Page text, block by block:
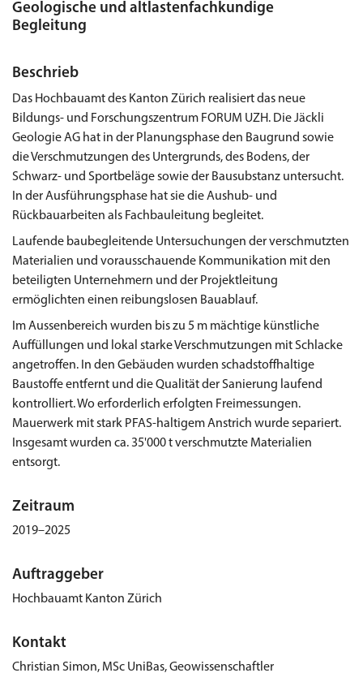
Geologische und altlastenfachkundige
Begleitung
Beschrieb
Das Hochbauamt des Kanton Zürich realisiert das neue
Bildungs- und Forschungszentrum FORUM UZH. Die Jäckli
Geologie AG hat in der Planungsphase den Baugrund sowie
die Verschmutzungen des Untergrunds, des Bodens, der
Schwarz- und Sportbeläge sowie der Bausubstanz untersucht.
In der Ausführungsphase hat sie die Aushub- und
Rückbauarbeiten als Fachbauleitung begleitet.
Laufende baubegleitende Untersuchungen der verschmutzten
Materialien und vorausschauende Kommunikation mit den
beteiligten Unternehmern und der Projektleitung
ermöglichten einen reibungslosen Bauablauf.
Im Aussenbereich wurden bis zu 5 m mächtige künstliche
Auffüllungen und lokal starke Verschmutzungen mit Schlacke
angetroffen. In den Gebäuden wurden schadstoffhaltige
Baustoffe entfernt und die Qualität der Sanierung laufend
kontrolliert. Wo erforderlich erfolgten Freimessungen.
Mauerwerk mit stark PFAS-haltigem Anstrich wurde separiert.
Insgesamt wurden ca. 35'000 t verschmutzte Materialien
entsorgt.
Zeitraum
2019–2025
Auftraggeber
Hochbauamt Kanton Zürich
Kontakt
Christian Simon, MSc UniBas, Geowissenschaftler